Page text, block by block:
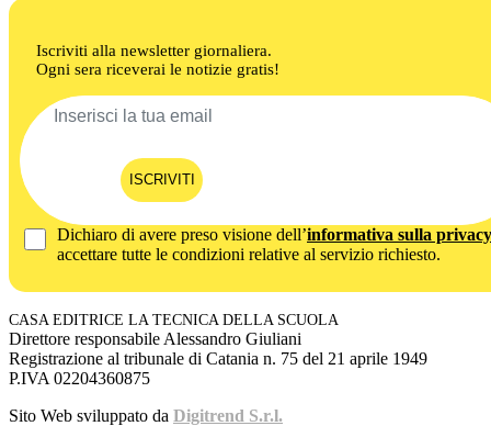
Iscriviti alla newsletter giornaliera.
Ogni sera riceverai le notizie gratis!
ISCRIVITI
Dichiaro di avere preso visione dell’informativa sulla privacy
accettare tutte le condizioni relative al servizio richiesto.
CASA EDITRICE LA TECNICA DELLA SCUOLA
Direttore responsabile Alessandro Giuliani
Registrazione al tribunale di Catania n. 75 del 21 aprile 1949
P.IVA 02204360875
Sito Web sviluppato da Digitrend S.r.l.